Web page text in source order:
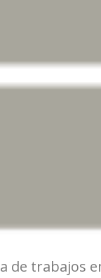
de trabajos